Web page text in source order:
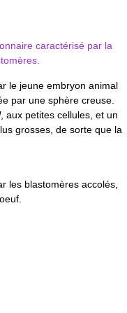
caractérisé par la
le jeune embryon animal
par une sphère creuse.
, aux petites cellules, et un
grosses, de sorte que la
les blastomères accolés,